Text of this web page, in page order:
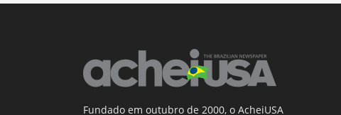
Fundado em outubro de 2000, o AcheiUSA